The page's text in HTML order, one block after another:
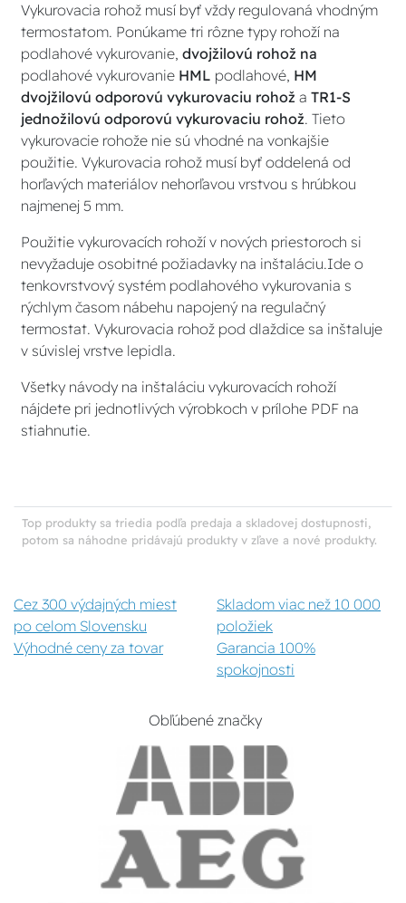
Vykurovacia rohož musí byť vždy regulovaná vhodným
termostatom. Ponúkame tri rôzne typy rohoží na
podlahové vykurovanie, dvojžilovú rohož na
podlahové vykurovanie HML podlahové, HM
dvojžilovú odporovú vykurovaciu rohož a TR1-S
jednožilovú odporovú vykurovaciu rohož. Tieto
vykurovacie rohože nie sú vhodné na vonkajšie
použitie. Vykurovacia rohož musí byť oddelená od
horľavých materiálov nehorľavou vrstvou s hrúbkou
najmenej 5 mm.
Použitie vykurovacích rohoží v nových priestoroch si
nevyžaduje osobitné požiadavky na inštaláciu.Ide o
tenkovrstvový systém podlahového vykurovania s
rýchlym časom nábehu napojený na regulačný
termostat. Vykurovacia rohož pod dlaždice sa inštaluje
v súvislej vrstve lepidla.
Všetky návody na inštaláciu vykurovacích rohoží
nájdete pri jednotlivých výrobkoch v prílohe PDF na
stiahnutie.
Top produkty sa triedia podľa predaja a skladovej dostupnosti,
potom sa náhodne pridávajú produkty v zľave a nové produkty.
Cez 300 výdajných miest
po celom Slovensku
Skladom viac než 10 000
položiek
Výhodné ceny za tovar
Garancia 100%
spokojnosti
Obľúbené značky